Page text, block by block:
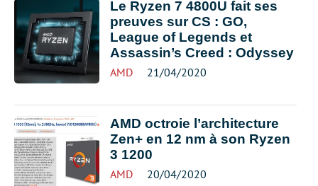
Le Ryzen 7 4800U fait ses
preuves sur CS : GO,
League of Legends et
Assassin’s Creed : Odyssey
AMD 21/04/2020
AMD octroie l’architecture
Zen+ en 12 nm à son Ryzen
3 1200
AMD 20/04/2020